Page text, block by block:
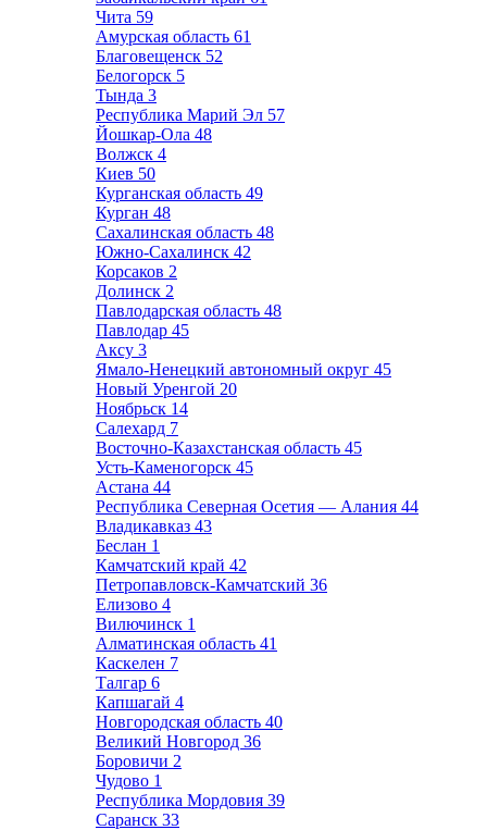
Чита 59
Амурская область 61
Благовещенск 52
Белогорск 5
Тында 3
Республика Марий Эл 57
Йошкар-Ола 48
Волжск 4
Киев 50
Курганская область 49
Курган 48
Сахалинская область 48
Южно-Сахалинск 42
Корсаков 2
Долинск 2
Павлодарская область 48
Павлодар 45
Аксу 3
Ямало-Ненецкий автономный округ 45
Новый Уренгой 20
Ноябрьск 14
Салехард 7
Восточно-Казахстанская область 45
Усть-Каменогорск 45
Астана 44
Республика Северная Осетия — Алания 44
Владикавказ 43
Беслан 1
Камчатский край 42
Петропавловск-Камчатский 36
Елизово 4
Вилючинск 1
Алматинская область 41
Каскелен 7
Талгар 6
Капшагай 4
Новгородская область 40
Великий Новгород 36
Боровичи 2
Чудово 1
Республика Мордовия 39
Саранск 33